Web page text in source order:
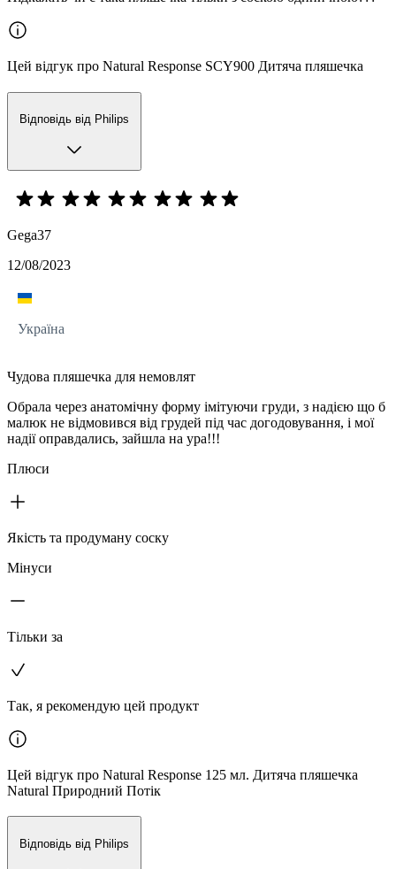
Цей відгук про Natural Response SCY900 Дитяча пляшечка
Відповідь від Philips
Gega37
12/08/2023
Україна
Чудова пляшечка для немовлят
Обрала через анатомічну форму імітуючи груди, з надією що б
малюк не відмовився від грудей під час догодовування, і мої
надії оправдались, зайшла на ура!!!
Плюси
Якість та продуману соску
Мінуси
Тільки за
Так, я рекомендую цей продукт
Цей відгук про Natural Response 125 мл. Дитяча пляшечка
Natural Природний Потік
Відповідь від Philips